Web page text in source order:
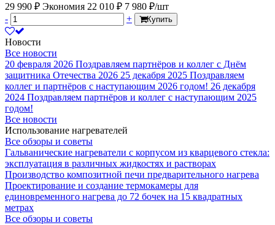
29 990 ₽ Экономия 22 010 ₽ 7 980 ₽/шт
-
+ Купить
Новости
Все новости
20 февраля 2026 Поздравляем партнёров и коллег с Днём
защитника Отечества 2026 25 декабря 2025 Поздравляем
коллег и партнёров с наступающим 2026 годом! 26 декабря
2024 Поздравляем партнёров и коллег с наступающим 2025
годом!
Все новости
Использование нагревателей
Все обзоры и советы
Гальванические нагреватели с корпусом из кварцевого стекла:
эксплуатация в различных жидкостях и растворах
Производство композитной печи предварительного нагрева
Проектирование и создание термокамеры для
единовременного нагрева до 72 бочек на 15 квадратных
метрах
Все обзоры и советы